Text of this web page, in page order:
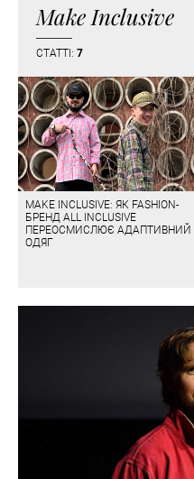
Make Inclusive
СТАТТІ: 7
MAKE INCLUSIVE: ЯК FASHION-
БРЕНД ALL INCLUSIVE
ПЕРЕОСМИСЛЮЄ АДАПТИВНИЙ
ОДЯГ